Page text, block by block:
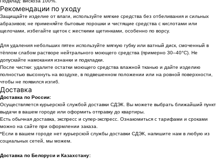
Рекомендации по уходу
Защищайте изделие от влаги, используйте мягкие средства без отбеливания и сильных
абразивов; не применяйте бытовые порошки и чистящие средства с кислотами или
щелочами, избегайте щеток с жесткими щетинками, особенно по ворсу.
Для удаления небольших пятен используйте мягкую губку или ватный диск, смоченный в
тёплом слабом растворе нейтрального моющего средства (примерно 30–40°C). Не
допускайте намокания изнанки и подкладки.
После чистки: удалите остатки моющего средства влажной тканью и дайте изделию
полностью высохнуть на воздухе, в подвешенном положении или на ровной поверхности,
чтобы не появился изгиб.
Доставка
Доставка по России:
Осуществляется курьерской службой доставки СДЭК. Вы можете выбрать ближайший пункт
выдачи в вашем городе или оформить отправку до квартиры.
Есть обычная доставка, экспресс и супер-экспресс. Ознакомиться с тарифами и сроками
можно на сайте при оформлении заказа.
*Если в вашем городе нет курьерской службы доставки СДЭК, напишите нам в любую из
социальных сетей, мы можем.
Доставка по Белоруси и Казахстану: